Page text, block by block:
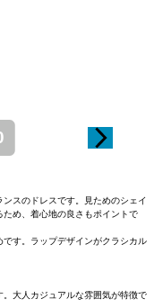
スのドレスです。見ためのシェイ
め、着心地の良さもポイントで
す。ラップデザインがクラシカル
大人カジュアルな雰囲気が特徴で